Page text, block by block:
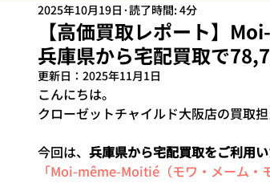
【高価買取レポート】
兵庫県から宅配買取で
2025年10月19日 読了時間: 4分
更新日： 2025年11月1日
こんにちは。
クローゼットチャイルド大阪店の買取担
今回は、 兵庫県から宅配買取をご利用
「Moi-même-Moitié（モワ・メーム・